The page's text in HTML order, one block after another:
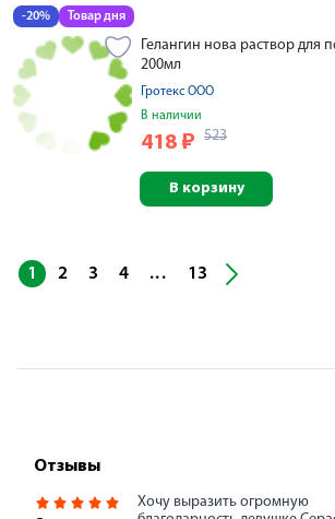
-20% Товар дня
Гелангин нова раствор для
200мл
Гротекс ООО
В наличии
418 ₽ 523
В корзину
1 2 3 4 ... 13
Отзывы
Хочу выразить огромную